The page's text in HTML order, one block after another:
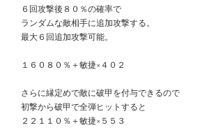
６回攻撃後８０％の確率で
ランダムな敵相手に追加攻撃する。
最大６回追加攻撃可能。
１６０８０％＋敏捷×４０２
さらに縁定めで敵に破甲を付与できるので
初撃から破甲で全弾ヒットすると
２２１１０％＋敏捷×５５３